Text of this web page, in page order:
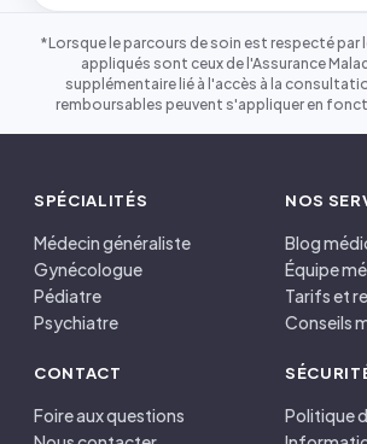
*Lorsque le parcours de soin est respecté par
appliqués sont ceux de l'Assurance
supplémentaire lié à l'accès à la
remboursables peuvent s'appliquer en
SPÉCIALITÉS
Médecin généraliste
Gynécologue
Pédiatre
Psychiatre
NOS
Blog
Équipe
Tarifs et
Conseils
CONTACT
Foire aux questions
Politique